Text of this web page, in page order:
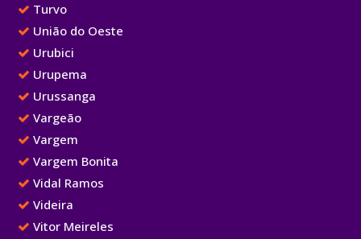
Turvo
União do Oeste
Urubici
Urupema
Urussanga
Vargeão
Vargem
Vargem Bonita
Vidal Ramos
Videira
Vitor Meireles